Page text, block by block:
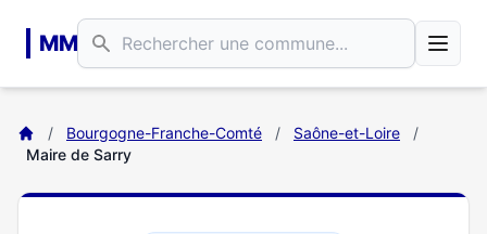
MM
/ Bourgogne-Franche-Comté / Saône-et-Loire
/
Maire de Sarry